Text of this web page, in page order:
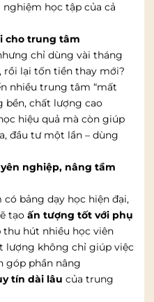
học tập của cả
cho trung tâm
chỉ dùng vài tháng
rồi lại tốn tiền thay mới?
nhiều trung tâm “mất
bền, chất lượng cao
hiệu quả mà còn giúp
đầu tư một lần – dùng
nghiệp, nâng tầm
bảng dạy học hiện đại,
tạo ấn tượng tốt với phụ
thu hút nhiều học viên
lượng không chỉ giúp việc
góp phần nâng
tín dài lâu của trung